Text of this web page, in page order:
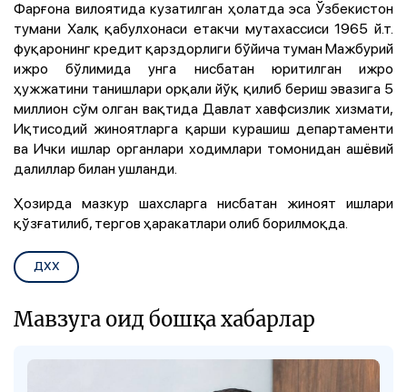
Фарғона вилоятида кузатилган ҳолатда эса Ўзбекистон
тумани Халқ қабулхонаси етакчи мутахассиси 1965 й.т.
фуқаронинг кредит қарздорлиги бўйича туман Мажбурий
ижро бўлимида унга нисбатан юритилган ижро
ҳужжатини танишлари орқали йўқ қилиб бериш эвазига 5
миллион сўм олган вақтида Давлат хавфсизлик хизмати,
Иқтисодий жиноятларга қарши курашиш департаменти
ва Ички ишлар органлари ходимлари томонидан ашёвий
далиллар билан ушланди.
Ҳозирда мазкур шахсларга нисбатан жиноят ишлари
қўзғатилиб, тергов ҳаракатлари олиб борилмоқда.
ДХХ
Мавзуга оид бошқа хабарлар